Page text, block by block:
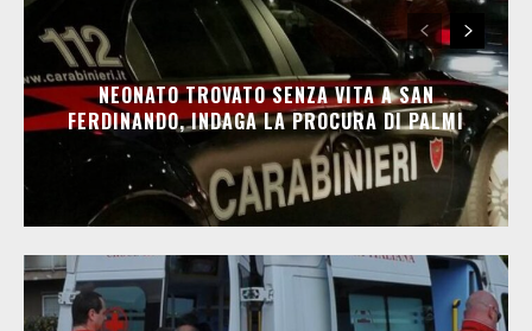
NEONATO TROVATO SENZA VITA A SAN
FERDINANDO, INDAGA LA PROCURA DI PALMI